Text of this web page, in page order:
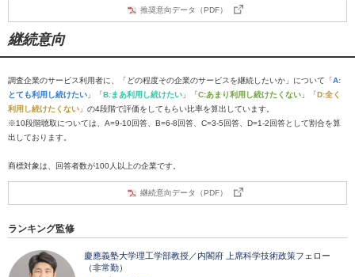
推奨意向データ（PDF）
継続意向
調査企業のサービス利用者に、「どの程度その企業のサービスを継続したいか」について「A:
とても利用し続けたい 」「B:まあ利用し続けたい 」「C:あまり利用し続けたくない 」「D:全く
利用し続けたくない 」の4段階で評価をしてもらい比率を算出しています。
※10段階聴取については、A=9-10回答、B=6-8回答、C=3-5回答、D=1-2回答として割合を算
出しております。
商標対象は、回答者数が100人以上の企業です。
継続意向データ（PDF）
ランキング監修
慶應義塾大学理工学部教授／内閣府 上席科学技術政策フェロー
（非常勤）